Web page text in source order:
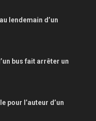
lendemain d’un
bus fait arrêter un
pour l’auteur d’un